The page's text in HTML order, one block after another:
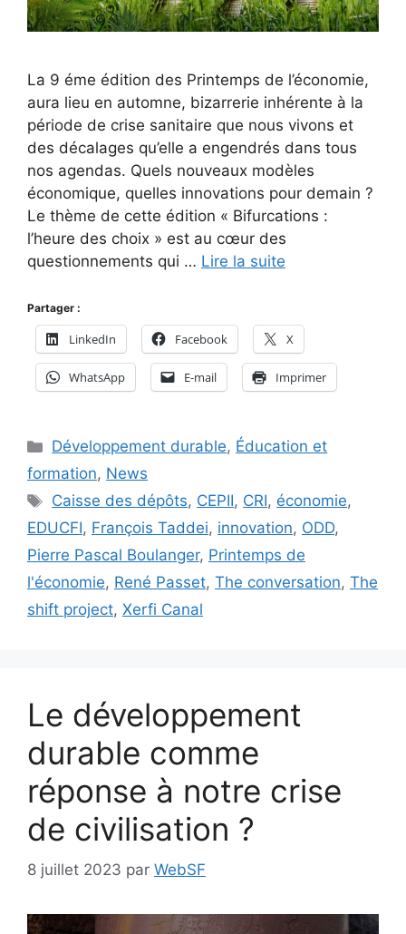
La 9 éme édition des Printemps de l’économie,
aura lieu en automne, bizarrerie inhérente à la
période de crise sanitaire que nous vivons et
des décalages qu’elle a engendrés dans tous
nos agendas. Quels nouveaux modèles
économique, quelles innovations pour demain ?
Le thème de cette édition « Bifurcations :
l’heure des choix » est au cœur des
questionnements qui … Lire la suite
Partager :
LinkedIn Facebook X
WhatsApp E-mail Imprimer
Catégories
Développement durable, Éducation et
formation, News
Étiquettes
Caisse des dépôts, CEPII, CRI, économie,
EDUCFI, François Taddei, innovation, ODD,
Pierre Pascal Boulanger, Printemps de
l'économie, René Passet, The conversation, The
shift project, Xerfi Canal
Le développement
durable comme
réponse à notre crise
de civilisation ?
8 juillet 2023 par WebSF